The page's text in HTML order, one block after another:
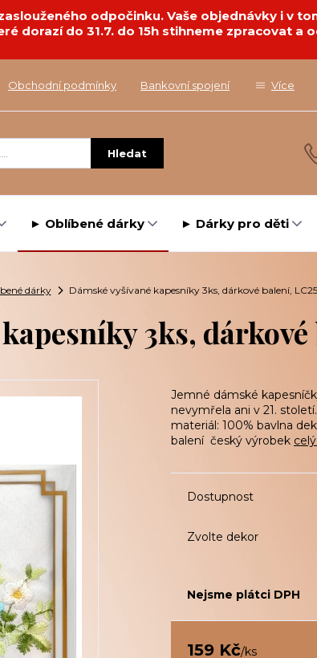
odpočinku. Vaše objednávky i v
dorazí do 31.7. do 15h stihneme zpracovat a
Obchodní podmínky Bankovní spojení Více
Hledat
► Oblíbené dárky ► Dárky pro děti
dárky Dámské vyšívané kapesníky 3ks, dárkové balení, LC25
3ks,
Jemné dámské
nevymřela ani v 21.
materiál: 100% bavlna
balení český výrobek
Dostupnost
Zvolte dekor
Nejsme plátci DPH
159 Kč/ks